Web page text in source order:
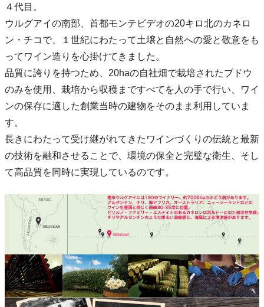
４代目。
ウルグアイの南部、首都モンテビデオの20キロ北のカネロ
ン・チコで、１世紀にわたって土壌と自然への愛と敬意をも
ってワイン造りを心掛けてきました。
品質に誇りを持つため、20haの自社畑で栽培されたブドウ
のみを使用、栽培から収穫まですべてを人の手で行い、ワイ
ンの保存に適した創業当時の建物をそのまま利用していま
す。
長きにわたって受け継がれてきたワインづくりの伝統と最新
の技術を融和させることで、環境の保全と完璧な衛生、そし
て高品質を同時に実現しているのです。